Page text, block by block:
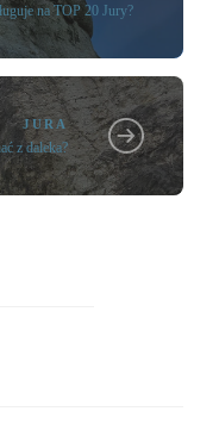
na TOP 20 Jury?
JURA
z daleka?